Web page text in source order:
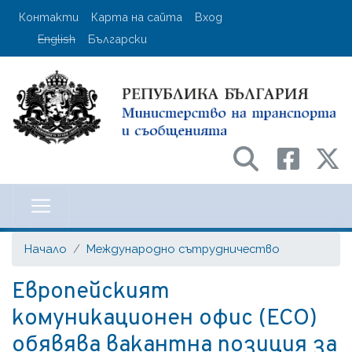
Премини
User account menu
Контакти Карта на сайта
Вход
English
Български
на транспорта
Начало Международно сътрудничество
Европейският
комуникационен офис (ECO)
обявява вакантна позиция за